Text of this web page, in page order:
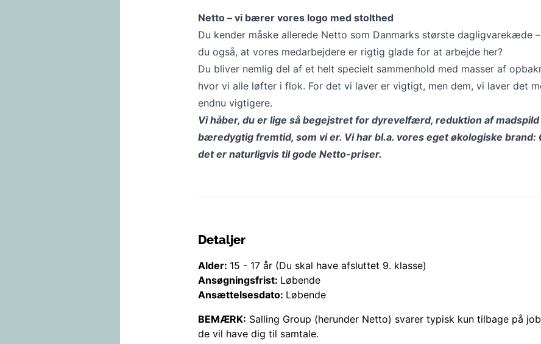
Netto – vi bærer vores logo med stolthed
Du kender måske allerede Netto som Danmarks største dagligvarekæde
du også, at vores medarbejdere er rigtig glade for at arbejde her?
Du bliver nemlig del af et helt specielt sammenhold med masser af
hvor vi alle løfter i flok. For det vi laver er vigtigt, men dem, vi laver det
endnu vigtigere.
Vi håber, du er lige så begejstret for dyrevelfærd, reduktion af madspild
bæredygtig fremtid, som vi er. Vi har bl.a. vores eget økologiske brand:
det er naturligvis til gode Netto-priser.
Detaljer
Alder: 15 - 17 år (Du skal have afsluttet 9. klasse)
Ansøgningsfrist: Løbende
Ansættelsesdato: Løbende
BEMÆRK: Salling Group (herunder Netto) svarer typisk kun tilbage på
de vil have dig til samtale.